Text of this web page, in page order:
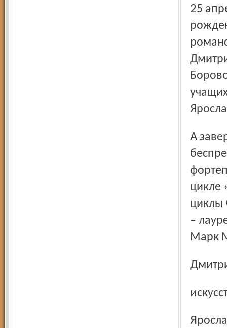
25 апреля, в четверг, с посвящением 200-летию со дня
А завершится смотр музыкальных апрель-ских витражей
цикле
циклы
–
Марк